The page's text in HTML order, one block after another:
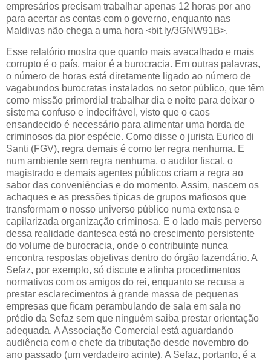
empresários precisam trabalhar apenas 12 horas por ano
para acertar as contas com o governo, enquanto nas
Maldivas não chega a uma hora <bit.ly/3GNW91B>.
Esse relatório mostra que quanto mais avacalhado e mais
corrupto é o país, maior é a burocracia. Em outras palavras,
o número de horas está diretamente ligado ao número de
vagabundos burocratas instalados no setor público, que têm
como missão primordial trabalhar dia e noite para deixar o
sistema confuso e indecifrável, visto que o caos
ensandecido é necessário para alimentar uma horda de
criminosos da pior espécie. Como disse o jurista Eurico di
Santi (FGV), regra demais é como ter regra nenhuma. E
num ambiente sem regra nenhuma, o auditor fiscal, o
magistrado e demais agentes públicos criam a regra ao
sabor das conveniências e do momento. Assim, nascem os
achaques e as pressões típicas de grupos mafiosos que
transformam o nosso universo público numa extensa e
capilarizada organização criminosa. E o lado mais perverso
dessa realidade dantesca está no crescimento persistente
do volume de burocracia, onde o contribuinte nunca
encontra respostas objetivas dentro do órgão fazendário. A
Sefaz, por exemplo, só discute e alinha procedimentos
normativos com os amigos do rei, enquanto se recusa a
prestar esclarecimentos à grande massa de pequenas
empresas que ficam perambulando de sala em sala no
prédio da Sefaz sem que ninguém saiba prestar orientação
adequada. A Associação Comercial está aguardando
audiência com o chefe da tributação desde novembro do
ano passado (um verdadeiro acinte). A Sefaz, portanto, é a